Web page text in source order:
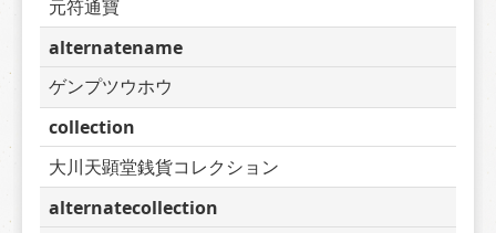
元符通寶
alternatename
ゲンプツウホウ
collection
大川天顕堂銭貨コレクション
alternatecollection